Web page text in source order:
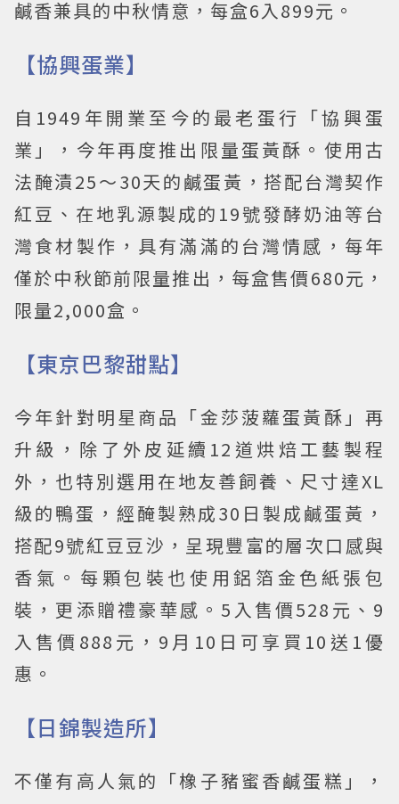
鹹香兼具的中秋情意，每盒6入899元。
【協興蛋業】
自1949年開業至今的最老蛋行「協興蛋
業」，今年再度推出限量蛋黃酥。使用古
法醃漬25～30天的鹹蛋黃，搭配台灣契作
紅豆、在地乳源製成的19號發酵奶油等台
灣食材製作，具有滿滿的台灣情感，每年
僅於中秋節前限量推出，每盒售價680元，
限量2,000盒。
【東京巴黎甜點】
今年針對明星商品「金莎菠蘿蛋黃酥」再
升級，除了外皮延續12道烘焙工藝製程
外，也特別選用在地友善飼養、尺寸達XL
級的鴨蛋，經醃製熟成30日製成鹹蛋黃，
搭配9號紅豆豆沙，呈現豐富的層次口感與
香氣。每顆包裝也使用鋁箔金色紙張包
裝，更添贈禮豪華感。5入售價528元、9
入售價888元，9月10日可享買10送1優
惠。
【日錦製造所】
不僅有高人氣的「橡子豬蜜香鹹蛋糕」，